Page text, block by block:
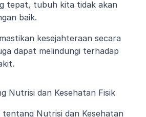
tepat, tubuh kita tidak akan
baik.
kesejahteraan secara
dapat melindungi terhadap
Nutrisi dan Kesehatan Fisik
tentang Nutrisi dan Kesehatan